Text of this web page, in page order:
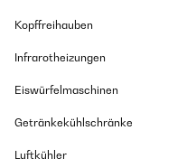
Kopffreihauben
Infrarotheizungen
Eiswürfelmaschinen
Getränkekühlschränke
Luftkühler